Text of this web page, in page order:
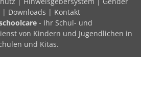
| Downloads | Kontakt
- Ihr Schul- und
von Kindern und Jugendlichen in
und Kitas.